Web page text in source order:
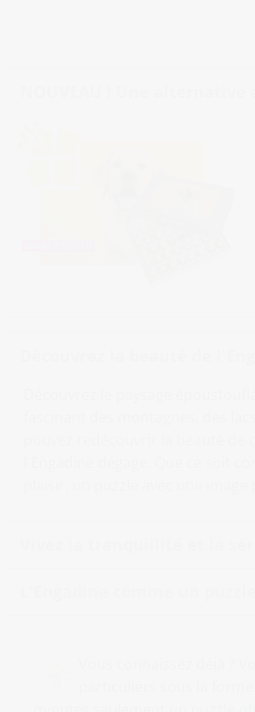
NOUVEAU ! Une
Découvrez le paysage
fascinant des montagnes, des
pouvez redécouvrir la beauté
l'Engadine dégage. Que ce soit
plaisir, un puzzle avec une
Vivez la tranquillité et la
L'Engadine comme un
Vous connaissez déjà